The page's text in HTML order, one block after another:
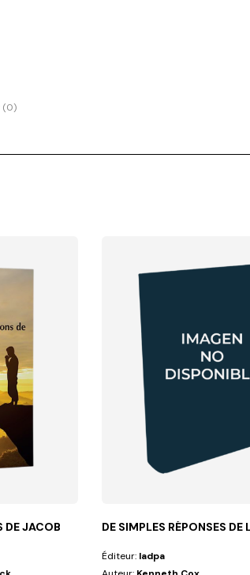
(0)
DE JACOB DE SIMPLES RÉPONSES DE
Éditeur: Iadpa